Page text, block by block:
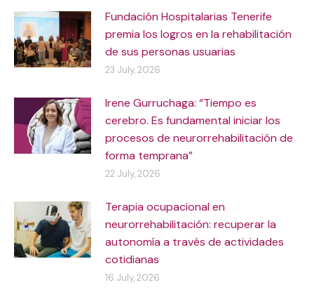
Fundación Hospitalarias Tenerife
premia los logros en la rehabilitación
de sus personas usuarias
23 July, 2026
Irene Gurruchaga: “Tiempo es
cerebro. Es fundamental iniciar los
procesos de neurorrehabilitación de
forma temprana”
22 July, 2026
Terapia ocupacional en
neurorrehabilitación: recuperar la
autonomía a través de actividades
cotidianas
16 July, 2026